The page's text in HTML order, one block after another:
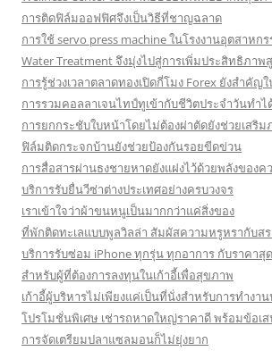
การติดฟิล์มออฟฟิศจึงเป็นวิธีที่ชาญฉลาด
การใช้ servo press machine ในโรงงานอุตสาหก
Water Treatment จึงมุ่งไปสู่การเพิ่มประสิทธิภาพ
การรู้ช่วงเวลาตลาดทองเปิดกี่โมง Forex ยังสำคัญ
การรวมคอลลาเจนไทป์ทูเข้ากับชีวิตประจำวันทำไ
การยกกระชับใบหน้าโดยไม่ต้องผ่าตัดยังช่วยเสริ
ฟิล์มติดกระจกบ้านยังช่วยป้องกันรอยขีดข่วน
การสื่อสารผ่านธงชายหาดยังแฝงไว้ด้วยพลังของค
บริการรับยื่นวีซ่าต่างประเทศอย่างครบวงจร
เราเข้าใจว่าผ้าขนหนูเป็นมากกว่าแค่สิ่งของ
ที่พักติดทะเลแบบพูลวิลล่า สัมผัสความหรูหรากับส
บริการรับซ่อม iPhone ทุกรุ่น ทุกอาการ กับราคาสุ
สำหรับผู้ที่ต้องการลงทุนในเก้าอี้เพื่อสุขภาพ
เก้าอี้ผู้บริหารไม่เพียงแค่เป็นที่นั่งสำหรับการทำงา
โปรโมชั่นพิเศษ เช่ารถหาดใหญ่ราคาดี พร้อมข้อเ
การจัดเตรียมปลาแซลมอนก็ไม่ยุ่งยาก